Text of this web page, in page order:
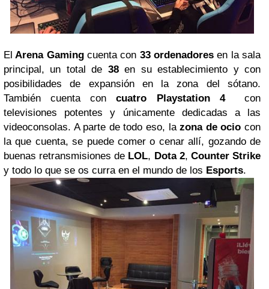
El Arena Gamingcuenta con 33 ordenadoresen la sala
principal, un total de 38en su establecimiento y con
posibilidades de expansión en la zona del sótano.
También cuenta concuatro Playstation 4con
televisiones potentes y únicamente dedicadas a las
videoconsolas. A parte de todo eso, lazona de ociocon
la que cuenta, se puede comer o cenar allí, gozando de
buenas retransmisiones de LOL, Dota 2, Counter Strike
y todo lo que se os curra en el mundo de los Esports.